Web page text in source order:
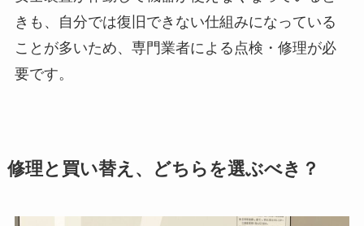
きも、自分では復旧できない仕組みになっている
ことが多いため、専門業者による点検・修理が必
要です。
修理と買い替え、どちらを選ぶべき？